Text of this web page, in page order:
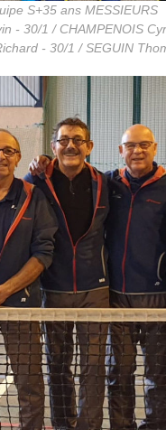
S+35 ans MESSIEURS
- 30/1 / CHAMPENOIS
- 30/1 / SEGUIN